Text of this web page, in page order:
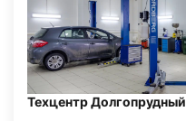
Техцентр Долгопрудный